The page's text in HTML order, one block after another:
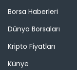
Borsa Haberleri
Dünya Borsaları
Kripto Fiyatları
Künye